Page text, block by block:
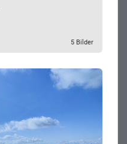
5 Bilder